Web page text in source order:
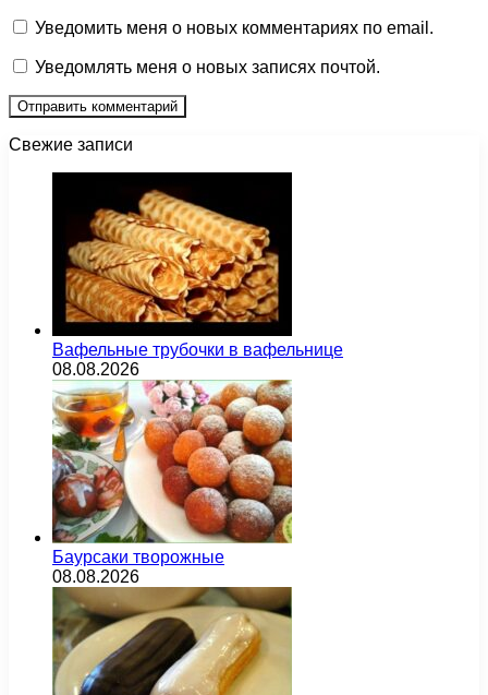
Уведомить меня о новых комментариях по email.
Уведомлять меня о новых записях почтой.
Свежие записи
Вафельные трубочки в вафельнице
08.08.2026
Баурсаки творожные
08.08.2026